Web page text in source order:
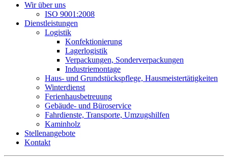
Wir über uns
ISO 9001:2008
Dienstleistungen
Logistik
Konfektionierung
Lagerlogistik
Verpackungen, Sonderverpackungen
Industriemontage
Haus- und Grundstückspflege, Hausmeistertätigkeiten
Winterdienst
Ferienhausbetreuung
Gebäude- und Büroservice
Fahrdienste, Transporte, Umzugshilfen
Kaminholz
Stellenangebote
Kontakt